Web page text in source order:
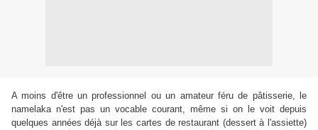
A moins d'être un professionnel ou un amateur féru de pâtisserie, le
namelaka n'est pas un vocable courant, même si on le voit depuis
quelques années déjà sur les cartes de restaurant (dessert à l'assiette)